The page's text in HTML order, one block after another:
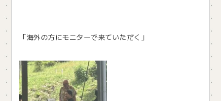
「海外の方にモニターで来ていただく」